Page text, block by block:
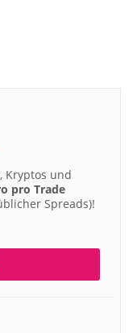
Kryptos und
pro Trade
Spreads)!